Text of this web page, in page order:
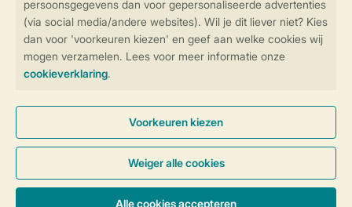
Controle over jouw gegevens &
Instellingen wijzigen
Veilige betaling
Algemene Voorwaarden Privacy Notice
Cookies en banners